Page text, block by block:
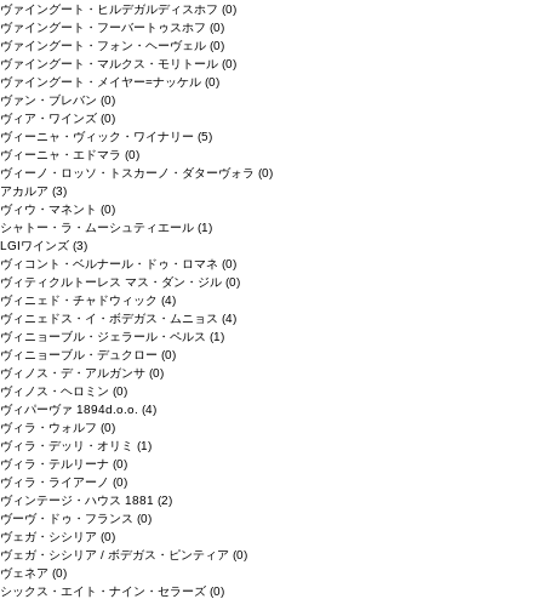
ヴァイングート・ヒルデガルディスホフ (0)
ヴァイングート・フーバートゥスホフ (0)
ヴァイングート・フォン・ヘーヴェル (0)
ヴァイングート・マルクス・モリトール (0)
ヴァイングート・メイヤー=ナッケル (0)
ヴァン・ブレバン (0)
ヴィア・ワインズ (0)
ヴィーニャ・ヴィック・ワイナリー (5)
ヴィーニャ・エドマラ (0)
ヴィーノ・ロッソ・トスカーノ・ダターヴォラ (0)
アカルア (3)
ヴィウ・マネント (0)
シャトー・ラ・ムーシュティエール (1)
LGIワインズ (3)
ヴィコント・ベルナール・ドゥ・ロマネ (0)
ヴィティクルトーレス マス・ダン・ジル (0)
ヴィニェド・チャドウィック (4)
ヴィニェドス・イ・ボデガス・ムニョス (4)
ヴィニョーブル・ジェラール・ペルス (1)
ヴィニョーブル・デュクロー (0)
ヴィノス・デ・アルガンサ (0)
ヴィノス・ヘロミン (0)
ヴィパーヴァ 1894d.o.o. (4)
ヴィラ・ウォルフ (0)
ヴィラ・デッリ・オリミ (1)
ヴィラ・テルリーナ (0)
ヴィラ・ライアーノ (0)
ヴィンテージ・ハウス 1881 (2)
ヴーヴ・ドゥ・フランス (0)
ヴェガ・シシリア (0)
ヴェガ・シシリア / ボデガス・ピンティア (0)
ヴェネア (0)
シックス・エイト・ナイン・セラーズ (0)